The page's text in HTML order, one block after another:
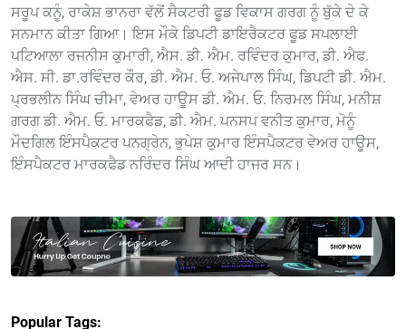
ਸਰੂਪ ਕਨੂੰ, ਰਾਕੇਸ਼ ਭਾਨਰਾ ਵੱਲੋਂ ਸੈਕਟਰੀ ਫੂਡ ਵਿਕਾਸ ਗਰਗ ਨੂੰ ਬੁੱਕੇ ਦੇ ਕੇ
ਸਨਮਾਨ ਕੀਤਾ ਗਿਆ। ਇਸ ਮੌਕੇ ਡਿਪਟੀ ਡਾਇਰੈਕਟਰ ਫੂਡ ਸਪਲਾਈ
ਪਟਿਆਲਾ ਰਜਨੀਸ ਕੁਮਾਰੀ, ਐਸ. ਡੀ. ਐਮ. ਰਵਿੰਦਰ ਕੁਮਾਰ, ਡੀ. ਐਫ.
ਐਸ. ਸੀ. ਡਾ.ਰਵਿੰਦਰ ਕੌਰ, ਡੀ. ਐਮ. ਓ. ਅਜੇਪਾਲ ਸਿੰਘ, ਡਿਪਟੀ ਡੀ. ਐਮ.
ਪ੍ਰਭਲੀਨ ਸਿੰਘ ਚੀਮਾ, ਵੇਅਰ ਹਾਊਸ ਡੀ. ਐਮ. ਓ. ਨਿਰਮਲ ਸਿੰਘ, ਮਨੀਸ਼
ਗਰਗ ਡੀ. ਐਮ. ਓ. ਮਾਰਕਫੈਡ, ਡੀ. ਐਮ. ਪਨਸਪ ਵਨੀਤ ਕੁਮਾਰ, ਮੋਨੂੰ
ਮੌਦਗਿਲ ਇੰਸਪੈਕਟਰ ਪਨਗ੍ਰੇਨ, ਭੁਪੇਸ਼ ਕੁਮਾਰ ਇੰਸਪੈਕਟਰ ਵੇਅਰ ਹਾਊਸ,
ਇੰਸਪੈਕਟਰ ਮਾਰਕਫੈਡ ਨਰਿੰਦਰ ਸਿੰਘ ਆਦੀ ਹਾਜਰ ਸਨ।
Popular Tags: